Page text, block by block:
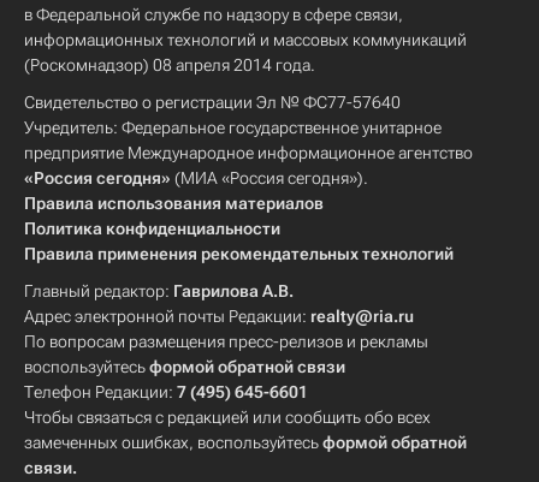
в Федеральной службе по надзору в сфере связи,
информационных технологий и массовых коммуникаций
(Роскомнадзор) 08 апреля 2014 года.
Свидетельство о регистрации Эл № ФС77-57640
Учредитель: Федеральное государственное унитарное
предприятие Международное информационное агентство
«Россия сегодня» (МИА «Россия сегодня»).
Правила использования материалов
Политика конфиденциальности
Правила применения рекомендательных технологий
Главный редактор: Гаврилова А.В.
Адрес электронной почты Редакции: realty@ria.ru
По вопросам размещения пресс-релизов и рекламы
воспользуйтесьформой обратной связи
Телефон Редакции: 7 (495) 645-6601
Чтобы связаться с редакцией или сообщить обо всех
замеченных ошибках, воспользуйтесьформой обратной
связи.